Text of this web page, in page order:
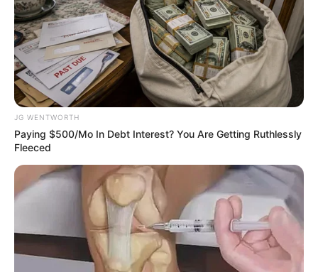
Hollywood's Inaccurate Portrayal of Reality - Take a
Look Inside!
BRAINBERRIES
JG WENTWORTH
Paying $500/Mo In Debt Interest? You Are Getting Ruthlessly
Fleeced